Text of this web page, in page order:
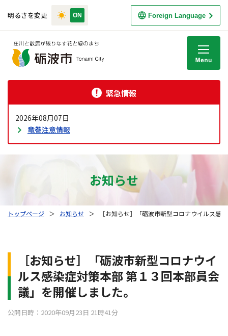
明るさを変更 Foreign Language
緊急情報
2026年08月07日
竜巻注意情報
お知らせ
トップページ ＞ お知らせ ＞ ［お知らせ］「砺波市新型コロナウイルス感
［お知らせ］「砺波市新型コロナウイ
ルス感染症対策本部 第１３回本部員会
議」を開催しました。
公開日時：2020年09月23日 21時41分